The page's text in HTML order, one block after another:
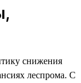
снижения
леспрома. С